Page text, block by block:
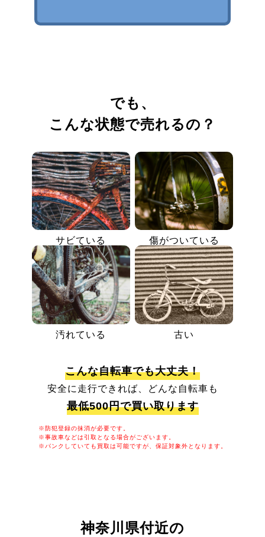
でも、
こんな状態で売れるの？
サビている 傷がついている
汚れている 古い
こんな自転車でも大丈夫！
安全に走行できれば、どんな自転車も
最低500円で買い取ります
※防犯登録の抹消が必要です。
※事故車などは引取となる場合がございます。
※パンクしていても買取は可能ですが、保証対象外となります。
神奈川県付近の